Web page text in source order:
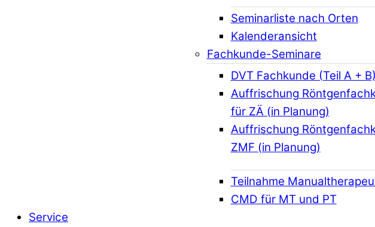
Seminarliste nach Orten
Kalenderansicht
Fachkunde-Seminare
DVT Fachkunde (Teil A + B)
Auffrischung
für ZÄ (in Planung)
Auffrischung
ZMF (in Planung)
Teilnahme
CMD für MT und PT
Service